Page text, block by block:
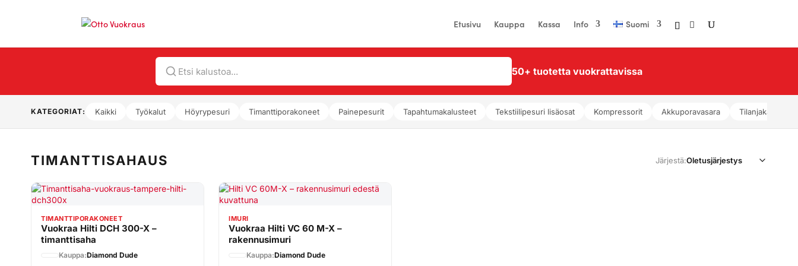
Etusivu Kauppa Kassa Info Suomi
Hae 50+ tuotetta vuokrattavissa
KATEGORIAT: Kaikki Työkalut Höyrypesuri Timanttiporakoneet Painepesurit Tapahtumakalusteet Tekstiilipesuri lisäosat Kompressorit Akkuporavasara Tilanjakajat
TIMANTTISAHAUS Järjestä:
TIMANTTIPORAKONEET
Vuokraa Hilti DCH 300-X –
timanttisaha
Kauppa:Diamond Dude
IMURI
Vuokraa Hilti VC 60 M-X –
rakennusimuri
Kauppa:Diamond Dude